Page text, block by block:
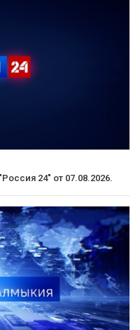
24" от 07.08.2026.